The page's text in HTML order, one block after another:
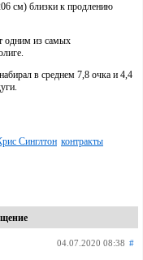
см) близки к продлению
одним из самых
в среднем 7,8 очка и 4,4
Синглтон контракты
04.07.2020 08:38 #